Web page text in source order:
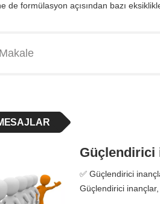
de formülasyon açısından bazı
Güçlendirici
✅ Güçlendirici
Güçlendirici